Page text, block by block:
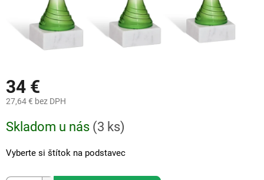
34 €
27,64 € bez DPH
cena:
Skladom u nás (3 ks)
Vyberte si štítok na podstavec